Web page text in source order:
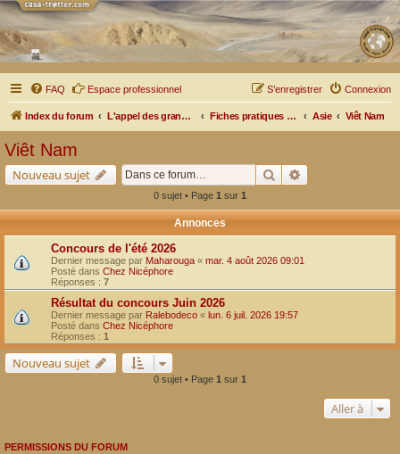
FAQ Espace professionnel Connexion
S’enregistrer
Index du forum L'appel des grands espaces Fiches pratiques par pays, pistes et bivouacs Asie Viêt Nam
Viêt Nam
Nouveau sujet Rechercher
0 sujet • Page 1 sur 1
Annonces
Concours de l'été 2026
Dernier message par Maharouga « mar. 4 août 2026 09:01
Posté dans Chez Nicéphore
Réponses : 7
Résultat du concours Juin 2026
Dernier message par Ralebodeco « lun. 6 juil. 2026 19:57
Posté dans Chez Nicéphore
Réponses : 1
Nouveau sujet
0 sujet • Page 1 sur 1
Aller à
PERMISSIONS DU FORUM